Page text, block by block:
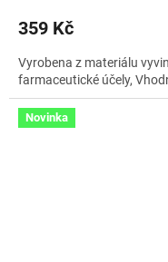
359 Kč
Vyrobena z materiálu
farmaceutické účely,
Novinka